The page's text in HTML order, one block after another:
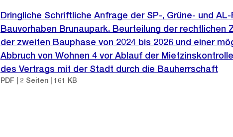
Dringliche Schriftliche Anfrage der SP-, Grüne- und
Bauvorhaben Brunaupark, Beurteilung der rechtlichen
der zweiten Bauphase von 2024 bis 2026 und einer
Abbruch von Wohnen 4 vor Ablauf der
des Vertrags mit der Stadt durch die Bauherrschaft
PDF | 2 Seiten | 161 KB